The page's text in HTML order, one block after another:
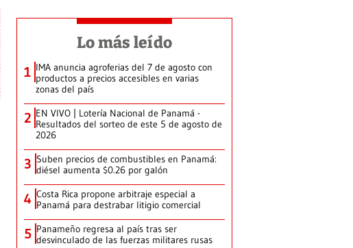
Lo más leído
1 IMA anuncia agroferias del 7 de agosto con
productos a precios accesibles en varias
zonas del país
2 EN VIVO | Lotería Nacional de Panamá -
Resultados del sorteo de este 5 de agosto de
2026
3 Suben precios de combustibles en Panamá:
diésel aumenta $0.26 por galón
4 Costa Rica propone arbitraje especial a
Panamá para destrabar litigio comercial
5 Panameño regresa al país tras ser
desvinculado de las fuerzas militares rusas